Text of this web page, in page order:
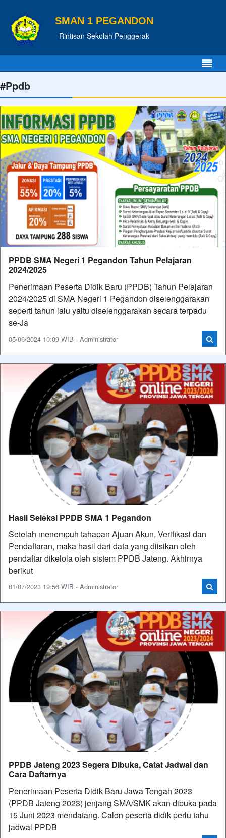
SMAN 1 PEGANDON
Rintisan Sekolah Penggerak
#Ppdb
PPDB SMA Negeri 1 Pegandon Tahun Pelajaran
2024/2025
Penerimaan Peserta Didik Baru (PPDB) Tahun Pelajaran
2024/2025 di SMA Negeri 1 Pegandon diselenggarakan
seperti tahun lalu yaitu diselenggarakan secara terpadu
se-Ja
05/06/2024 10:09 WIB - Administrator
Hasil Seleksi PPDB SMA 1 Pegandon
Setelah menempuh tahapan Ajuan Akun, Verifikasi dan
Pendaftaran, maka hasil dari data yang diisikan oleh
pendaftar dikelola oleh sistem PPDB Jateng. Akhirnya
berikut
01/07/2023 19:56 WIB - Administrator
PPDB Jateng 2023 Segera Dibuka, Catat Jadwal dan
Cara Daftarnya
Penerimaan Peserta Didik Baru Jawa Tengah 2023
(PPDB Jateng 2023) jenjang SMA/SMK akan dibuka pada
15 Juni 2023 mendatang. Calon peserta didik perlu tahu
jadwal PPDB